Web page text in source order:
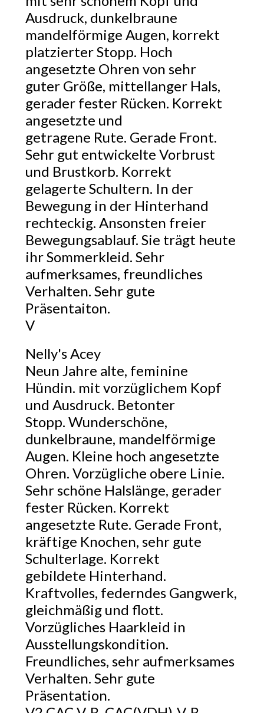
Ausdruck, dunkelbraune
mandelförmige Augen, korrekt
platzierter Stopp. Hoch
angesetzte Ohren von sehr
guter Größe, mittellanger Hals,
gerader fester Rücken. Korrekt
angesetzte und
getragene Rute. Gerade Front.
Sehr gut entwickelte Vorbrust
und Brustkorb. Korrekt
gelagerte Schultern. In der
Bewegung in der Hinterhand
rechteckig. Ansonsten freier
Bewegungsablauf. Sie trägt heute
ihr Sommerkleid. Sehr
aufmerksames, freundliches
Verhalten. Sehr gute
Präsentaiton.
V
Nelly's Acey
Neun Jahre alte, feminine
Hündin. mit vorzüglichem Kopf
und Ausdruck. Betonter
Stopp. Wunderschöne,
dunkelbraune, mandelförmige
Augen. Kleine hoch angesetzte
Ohren. Vorzügliche obere Linie.
Sehr schöne Halslänge, gerader
fester Rücken. Korrekt
angesetzte Rute. Gerade Front,
kräftige Knochen, sehr gute
Schulterlage. Korrekt
gebildete Hinterhand.
Kraftvolles, federndes Gangwerk,
gleichmäßig und flott.
Vorzügliches Haarkleid in
Ausstellungskondition.
Freundliches, sehr aufmerksames
Verhalten. Sehr gute
Präsentation.